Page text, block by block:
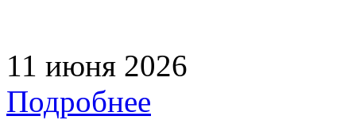
11 июня 2026
Подробнее